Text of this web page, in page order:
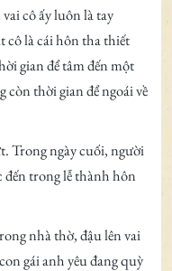
cô ấy luôn là tay
cô là cái hôn tha thiết
gian để tâm đến một
thời gian để ngoái về
Trong ngày cuối, người
trong lễ thành hôn
nhà thờ, đậu lên vai
gái anh yêu đang quỳ